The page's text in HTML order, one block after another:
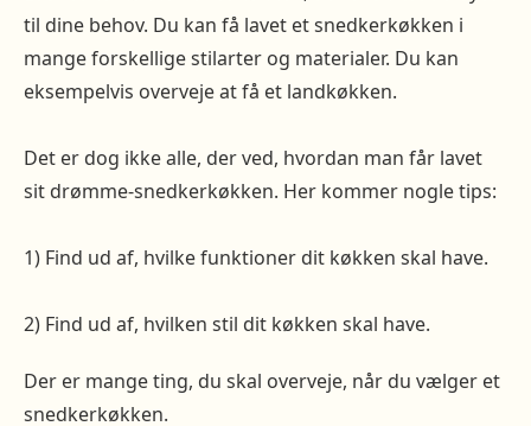
til dine behov. Du kan få lavet et snedkerkøkken i
mange forskellige stilarter og materialer. Du kan
eksempelvis overveje at få et landkøkken.
Det er dog ikke alle, der ved, hvordan man får lavet
sit drømme-snedkerkøkken. Her kommer nogle tips:
1) Find ud af, hvilke funktioner dit køkken skal have.
2) Find ud af, hvilken stil dit køkken skal have.
Der er mange ting, du skal overveje, når du vælger et
snedkerkøkken.